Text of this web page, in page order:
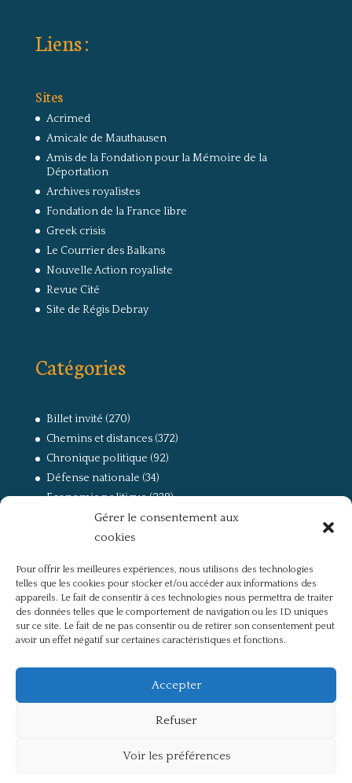
Gérer le consentement aux
cookies
Pour offrir les meilleures expériences, nous utilisons des technologies
telles que les cookies pour stocker et/ou accéder aux informations des
appareils. Le fait de consentir à ces technologies nous permettra de traiter
des données telles que le comportement de navigation ou les ID uniques
sur ce site. Le fait de ne pas consentir ou de retirer son consentement peut
avoir un effet négatif sur certaines caractéristiques et fonctions.
Accepter
Refuser
Voir les préférences
Liens :
Sites
Acrimed
Amicale de Mauthausen
Amis de la Fondation pour la Mémoire de la
Déportation
Archives royalistes
Fondation de la France libre
Greek crisis
Le Courrier des Balkans
Nouvelle Action royaliste
Revue Cité
Site de Régis Debray
Catégories
Billet invité (270)
Chemins et distances(372)
Chronique politique (92)
Défense nationale (34)
Economie politique(238)
(168)
La guerre, la Résistance et la Déportation
Non classé(42)
Partis politiques, intelligentsia, médias(750)
Présentation(4)
Références(57)